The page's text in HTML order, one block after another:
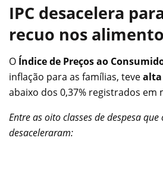
IPC desacelera
recuo nos
O Índice de Preços ao
inflação para as famílias, tevealta
abaixo dos 0,37% registrados em
Entre as oito classes de despesa que
desaceleraram: